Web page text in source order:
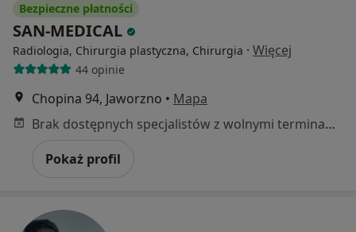
Bezpieczne płatności
SAN-MEDICAL
Radiologia, Chirurgia plastyczna, Chirurgia · Więcej
44 opinie
Chopina 94, Jaworzno • Mapa
Brak dostępnych specjalistów z wolnymi terminami w tym centrum medycznym.
Pokaż profil